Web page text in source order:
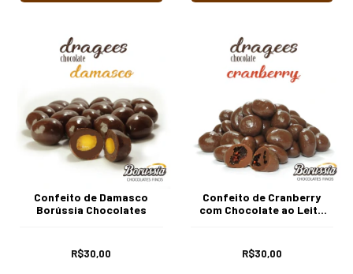
Confeito de Damasco
Borússia Chocolates
R$30,00
Confeito de Cranberry
com Chocolate ao Leite
R$30,00